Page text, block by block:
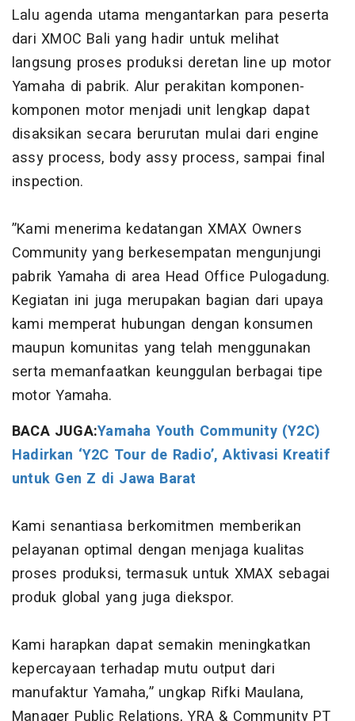
Lalu agenda utama mengantarkan para peserta
dari XMOC Bali yang hadir untuk melihat
langsung proses produksi deretan line up motor
Yamaha di pabrik. Alur perakitan komponen-
komponen motor menjadi unit lengkap dapat
disaksikan secara berurutan mulai dari engine
assy process, body assy process, sampai final
inspection.
”Kami menerima kedatangan XMAX Owners
Community yang berkesempatan mengunjungi
pabrik Yamaha di area Head Office Pulogadung.
Kegiatan ini juga merupakan bagian dari upaya
kami memperat hubungan dengan konsumen
maupun komunitas yang telah menggunakan
serta memanfaatkan keunggulan berbagai tipe
motor Yamaha.
BACA JUGA:Yamaha Youth Community (Y2C)
Hadirkan ‘Y2C Tour de Radio’, Aktivasi Kreatif
untuk Gen Z di Jawa Barat
Kami senantiasa berkomitmen memberikan
pelayanan optimal dengan menjaga kualitas
proses produksi, termasuk untuk XMAX sebagai
produk global yang juga diekspor.
Kami harapkan dapat semakin meningkatkan
kepercayaan terhadap mutu output dari
manufaktur Yamaha,” ungkap Rifki Maulana,
Manager Public Relations, YRA & Community PT